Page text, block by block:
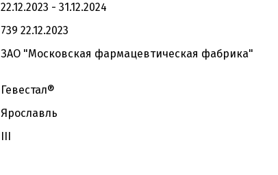
22.12.2023 - 31.12.2024
739 22.12.2023
ЗАО "Московская фармацевтическая фабрика"
Гевестал®
Ярославль
III